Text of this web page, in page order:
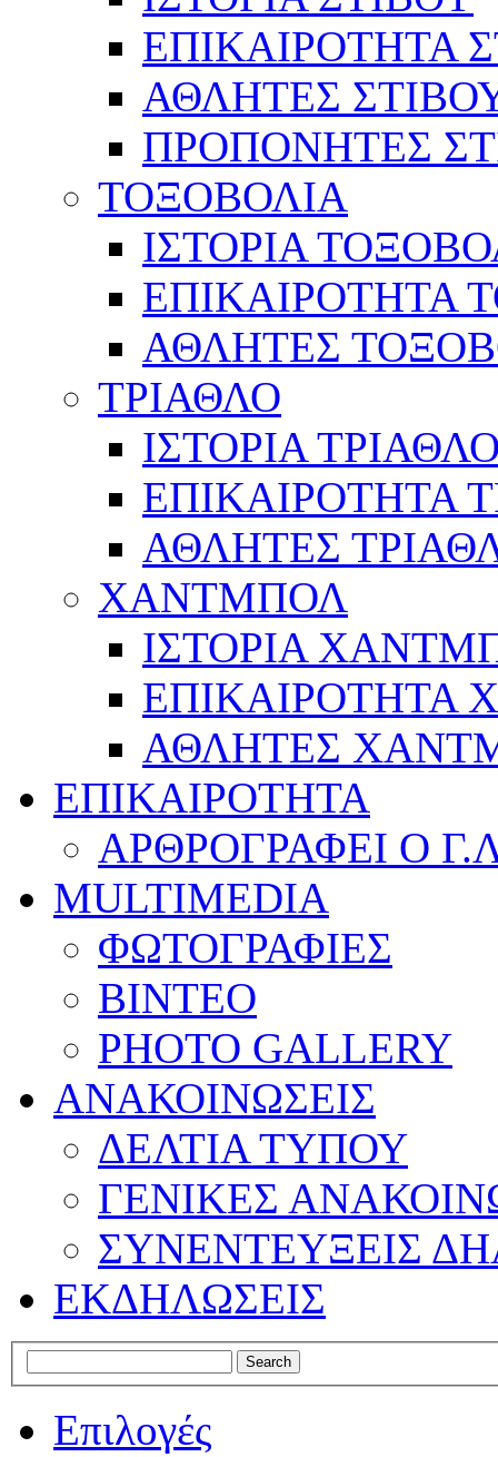
ΕΠΙΚΑΙΡΟΤΗΤΑ
ΑΘΛΗΤΕΣ
ΠΡΟΠΟΝΗΤΕΣ
ΤΟΞΟΒΟΛΙΑ
ΙΣΤΟΡΙΑ
ΕΠΙΚΑΙΡΟΤΗΤΑ
ΑΘΛΗΤΕΣ
ΤΡΙΑΘΛΟ
ΙΣΤΟΡΙΑ
ΕΠΙΚΑΙΡΟΤΗΤΑ
ΑΘΛΗΤΕΣ
ΧΑΝΤΜΠΟΛ
ΙΣΤΟΡΙΑ
ΕΠΙΚΑΙΡΟΤΗΤΑ
ΑΘΛΗΤΕΣ
ΕΠΙΚΑΙΡΟΤΗΤΑ
ΑΡΘΡΟΓΡΑΦΕΙ Ο
MULTIMEDIA
ΦΩΤΟΓΡΑΦΙΕΣ
ΒΙΝΤΕΟ
PHOTO GALLERY
ΑΝΑΚΟΙΝΩΣΕΙΣ
ΔΕΛΤΙΑ ΤΥΠΟΥ
ΓΕΝΙΚΕΣ
ΣΥΝΕΝΤΕΥΞΕΙΣ
ΕΚΔΗΛΩΣΕΙΣ
Επιλογές